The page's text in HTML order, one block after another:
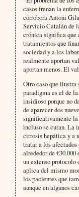
casos frenan la
corrobora Antoni
Servicio Catalán de
crónica significa que
tratamientos que
sociedad y a los
realmente aportan
aportan menos. El
Otro caso que ilustra
paradigma es el de
insidioso porque no
de aparecer dos
significativamente la
incluso se curan. La
cirrosis hepática y a
tratar a los
alrededor de
un extenso protocolo
aplica del mismo
los pacientes que
aunque en algunos